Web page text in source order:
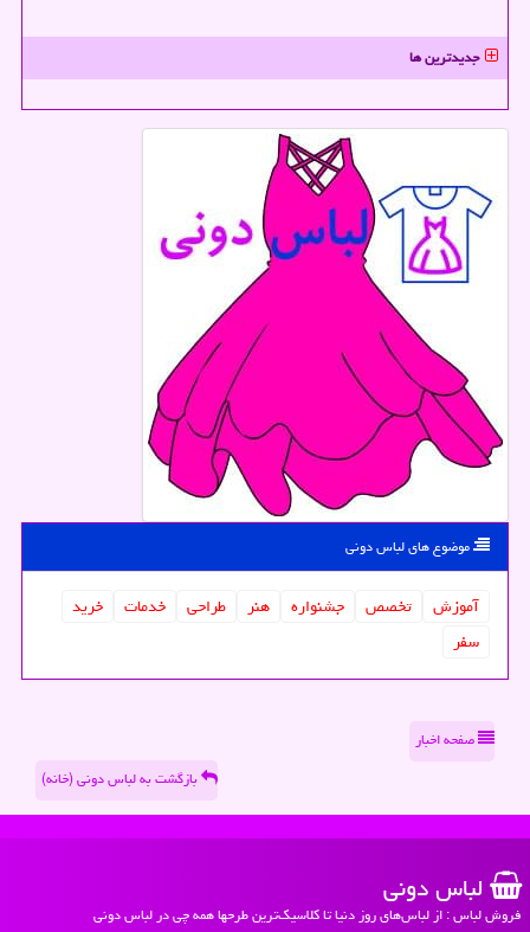
جدیدترین ها
موضوع های لباس دونی
آموزش تخصص جشنواره هنر طراحی خدمات
خرید
سفر
صفحه اخبار
بازگشت به لباس دونی (خانه)
لباس دونی
فروش لباس : از لباس‌های روز دنیا تا کلاسیک‌ترین طرحها همه چی در لباس دونی